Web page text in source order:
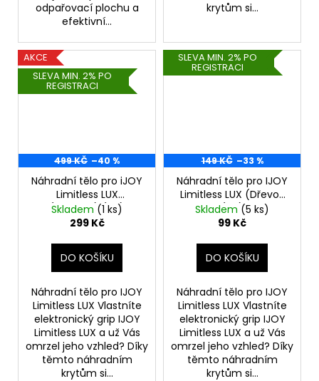
odpařovací plochu a
efektivní...
krytům si...
AKCE
SLEVA MIN. 2% PO
REGISTRACI
499 KČ –40 %
Náhradní tělo pro iJOY
Limitless LUX
(Leopard) (1ks)
Skladem (1 ks)
299 Kč
DO KOŠÍKU
Náhradní tělo pro IJOY
Limitless LUX Vlastníte
elektronický grip IJOY
Limitless LUX a už Vás
omrzel jeho vzhled? Díky
těmto náhradním
krytům si...
SLEVA MIN. 2% PO
REGISTRACI
149 KČ –33 %
Náhradní tělo pro IJOY
Limitless LUX (Dřevo)
(1ks)
Skladem (5 ks)
99 Kč
DO KOŠÍKU
Náhradní tělo pro IJOY
Limitless LUX Vlastníte
elektronický grip IJOY
Limitless LUX a už Vás
omrzel jeho vzhled? Díky
těmto náhradním
krytům si...